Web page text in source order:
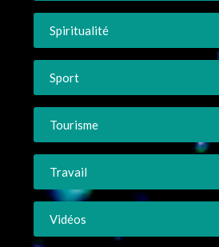
Spiritualité
Sport
Tourisme
Travail
Vidéos